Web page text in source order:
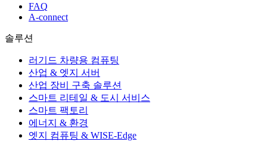
FAQ
A-connect
솔루션
러기드 차량용 컴퓨팅
산업 & 엣지 서버
산업 장비 구축 솔루션
스마트 리테일 & 도시 서비스
스마트 팩토리
에너지 & 환경
엣지 컴퓨팅 & WISE-Edge